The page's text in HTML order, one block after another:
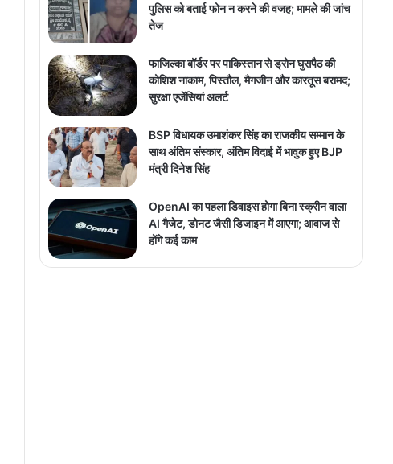
पुलिस को बताई फोन न करने की वजह; मामले की जांच
तेज
फाजिल्का बॉर्डर पर पाकिस्तान से ड्रोन घुसपैठ की
कोशिश नाकाम, पिस्तौल, मैगजीन और कारतूस बरामद;
सुरक्षा एजेंसियां अलर्ट
BSP विधायक उमाशंकर सिंह का राजकीय सम्मान के
साथ अंतिम संस्कार, अंतिम विदाई में भावुक हुए BJP
मंत्री दिनेश सिंह
OpenAI का पहला डिवाइस होगा बिना स्क्रीन वाला
AI गैजेट, डोनट जैसी डिजाइन में आएगा; आवाज से
होंगे कई काम